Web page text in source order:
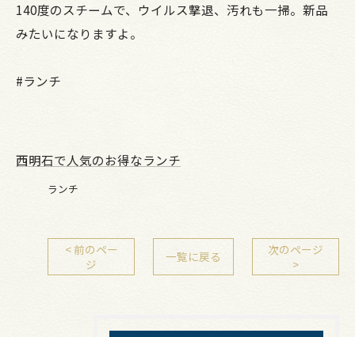
140度のスチームで、ウイルス撃退、汚れも一掃。新品
みたいになりますよ。
#ランチ
西明石で人気のお得なランチ
ランチ
< 前のペー
ジ
一覧に戻る
次のページ
>